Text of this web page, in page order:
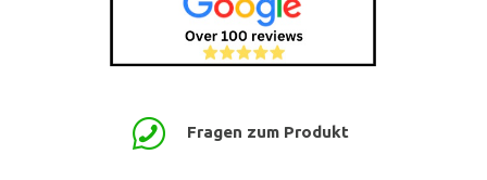
Fragen zum Produkt